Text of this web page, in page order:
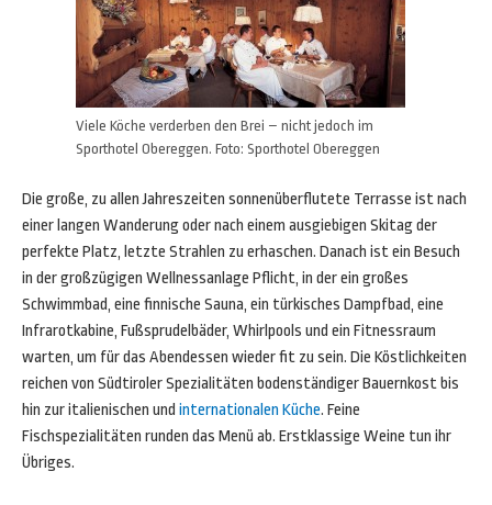
Viele Köche verderben den Brei – nicht jedoch im
Sporthotel Obereggen. Foto: Sporthotel Obereggen
Die große, zu allen Jahreszeiten sonnenüberflutete Terrasse ist nach
einer langen Wanderung oder nach einem ausgiebigen Skitag der
perfekte Platz, letzte Strahlen zu erhaschen. Danach ist ein Besuch
in der großzügigen Wellnessanlage Pflicht, in der ein großes
Schwimmbad, eine finnische Sauna, ein türkisches Dampfbad, eine
Infrarotkabine, Fußsprudelbäder, Whirlpools und ein Fitnessraum
warten, um für das Abendessen wieder fit zu sein. Die Köstlichkeiten
reichen von Südtiroler Spezialitäten bodenständiger Bauernkost bis
hin zur italienischen und internationalen Küche. Feine
Fischspezialitäten runden das Menü ab. Erstklassige Weine tun ihr
Übriges.